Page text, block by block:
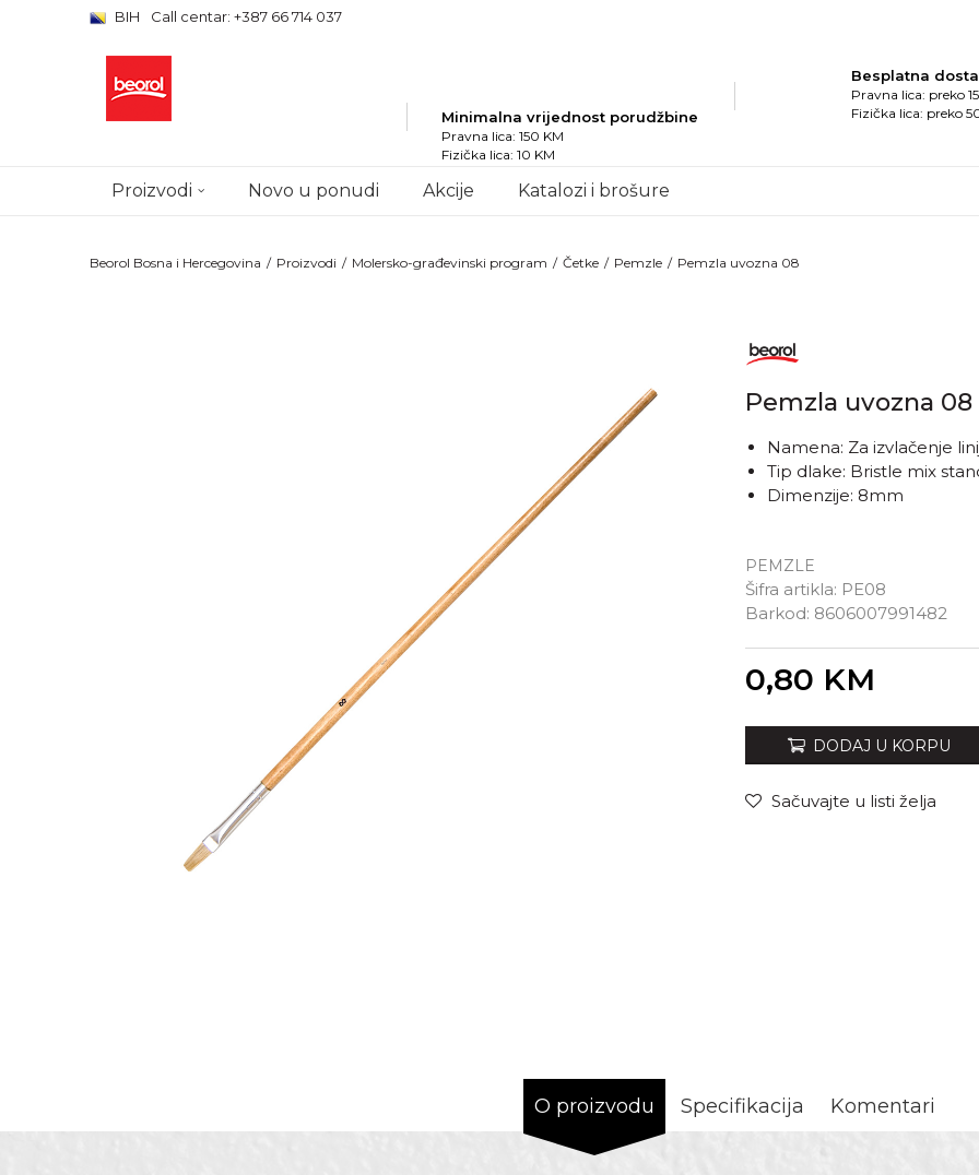
BIH Call centar: +387 66 714 037
Minimalna vrijednost porudžbine
Pravna lica: 150 KM
Fizička lica: 10 KM
Besplatna
Pravna lica: preko
Fizička lica: preko
Proizvodi Novo u ponudi Akcije Katalozi i brošure
Beorol Bosna i Hercegovina Proizvodi Molersko-građevinski program Četke Pemzle Pemzla uvozna 08
Pemzla uvozna 08
PEMZLE
Šifra artikla: PE08
Barkod: 8606007991482
Namena: Za izvlačenje
Tip dlake: Bristle mix
Dimenzije: 8mm
0,80 KM
DODAJ U KORPU
Sačuvajte u listi želja
O proizvodu Specifikacija Komentari